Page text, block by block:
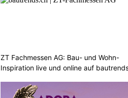
ZT Fachmessen AG: Bau- und Wohn-
Inspiration live und online auf